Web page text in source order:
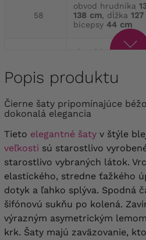
58
obvod hrudníka
138 cm, dĺžka
bicepsy 44 cm
obvod hrudníka
bicepsy
62
obvod hrudníka
154 cm, dĺžka
bicepsy
64
obvod hrudníka
158 cm, dĺžka
bicepsy
50 cm
Popis produktu
Čierne šaty pripomínajúce béžové blejzer – jeden štýl,
dokonalá elegancia
Tieto elegantné šaty v štýle
veľkosti sú starostlivo
starostlivo vybraných látok.
elastického, stredne ťažkého
dotyk a ľahko splýva. Spodná
šifónovú sukňu po kolená.
výrazným asymetrickým
krk. Šaty majú zaväzovanie,